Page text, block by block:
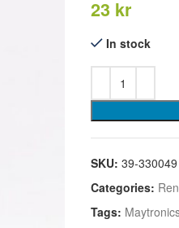
kr
In stock
SKU: 39-330049
Categories:
Tags: